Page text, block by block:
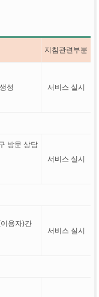
지침관련부분
성
서비스 실시
방문 상담
서비스 실시
용자)간
서비스 실시